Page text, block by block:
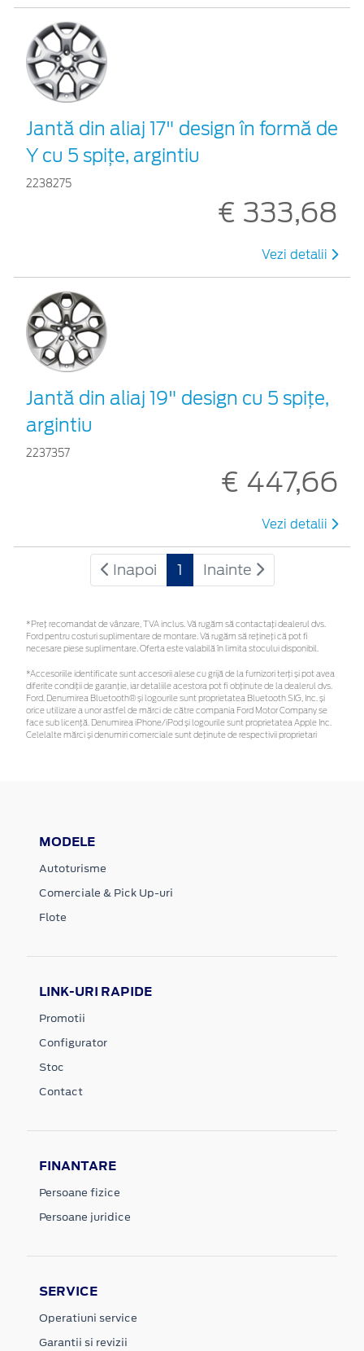
Jantă din aliaj 17" design în formă de
Y cu 5 spiţe, argintiu
2238275
€ 333,68
Vezi detalii
Jantă din aliaj 19" design cu 5 spiţe,
argintiu
2237357
€ 447,66
Vezi detalii
Inapoi 1 Inainte
*Preţ recomandat de vânzare, TVA inclus. Vă rugăm să contactaţi dealerul dvs.
Ford pentru costuri suplimentare de montare. Vă rugăm să rețineți că pot fi
necesare piese suplimentare. Oferta este valabilă în limita stocului disponibil.
*Accesoriile identificate sunt accesorii alese cu grijă de la furnizori terți și pot avea
diferite condiții de garanție, iar detaliile acestora pot fi obținute de la dealerul dvs.
Ford. Denumirea Bluetooth® și logourile sunt proprietatea Bluetooth SIG, Inc. și
orice utilizare a unor astfel de mărci de către compania Ford Motor Company se
face sub licență. Denumirea iPhone/iPod și logourile sunt proprietatea Apple Inc.
Celelalte mărci și denumiri comerciale sunt deținute de respectivii proprietari
MODELE
Autoturisme
Comerciale & Pick Up-uri
Flote
LINK-URI RAPIDE
Promotii
Configurator
Stoc
Contact
FINANTARE
Persoane fizice
Persoane juridice
SERVICE
Operatiuni service
Garantii si revizii